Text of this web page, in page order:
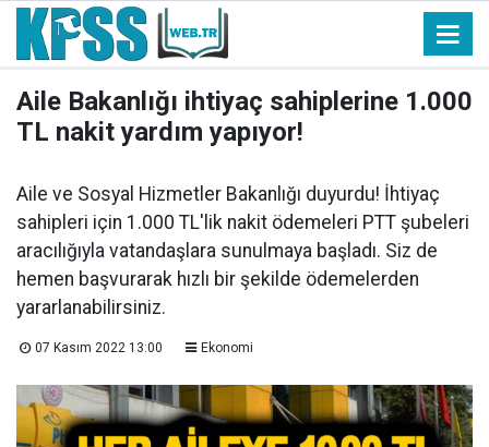
Aile Bakanlığı ihtiyaç sahiplerine 1.000
TL nakit yardım yapıyor!
Aile ve Sosyal Hizmetler Bakanlığı duyurdu! İhtiyaç
sahipleri için 1.000 TL'lik nakit ödemeleri PTT şubeleri
aracılığıyla vatandaşlara sunulmaya başladı. Siz de
hemen başvurarak hızlı bir şekilde ödemelerden
yararlanabilirsiniz.
07 Kasım 2022 13:00 Ekonomi